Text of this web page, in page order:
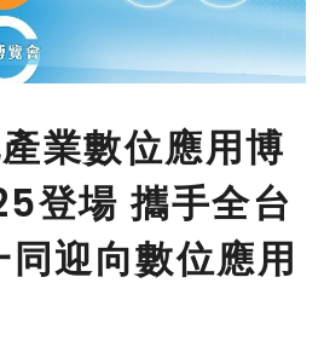
業數位應用博
登場 攜手全台
迎向數位應用